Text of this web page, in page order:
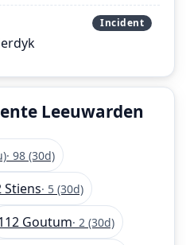
Incident
Leeuwarden
· 98 (30d)
Stiens· 5 (30d)
Goutum· 2 (30d)